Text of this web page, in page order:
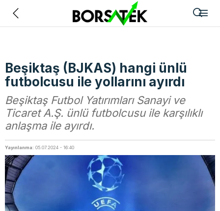
Beşiktaş (BJKAS) hangi ünlü
futbolcusu ile yollarını ayırdı
Beşiktaş Futbol Yatırımları Sanayi ve
Ticaret A.Ş. ünlü futbolcusu ile karşılıklı
anlaşma ile ayırdı.
Yayınlanma: 05.07.2024 - 16:40